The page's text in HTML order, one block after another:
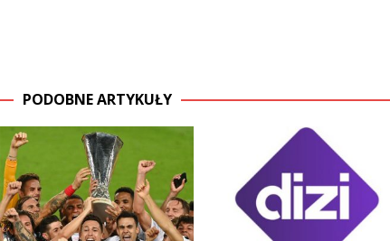
PODOBNE ARTYKUŁY